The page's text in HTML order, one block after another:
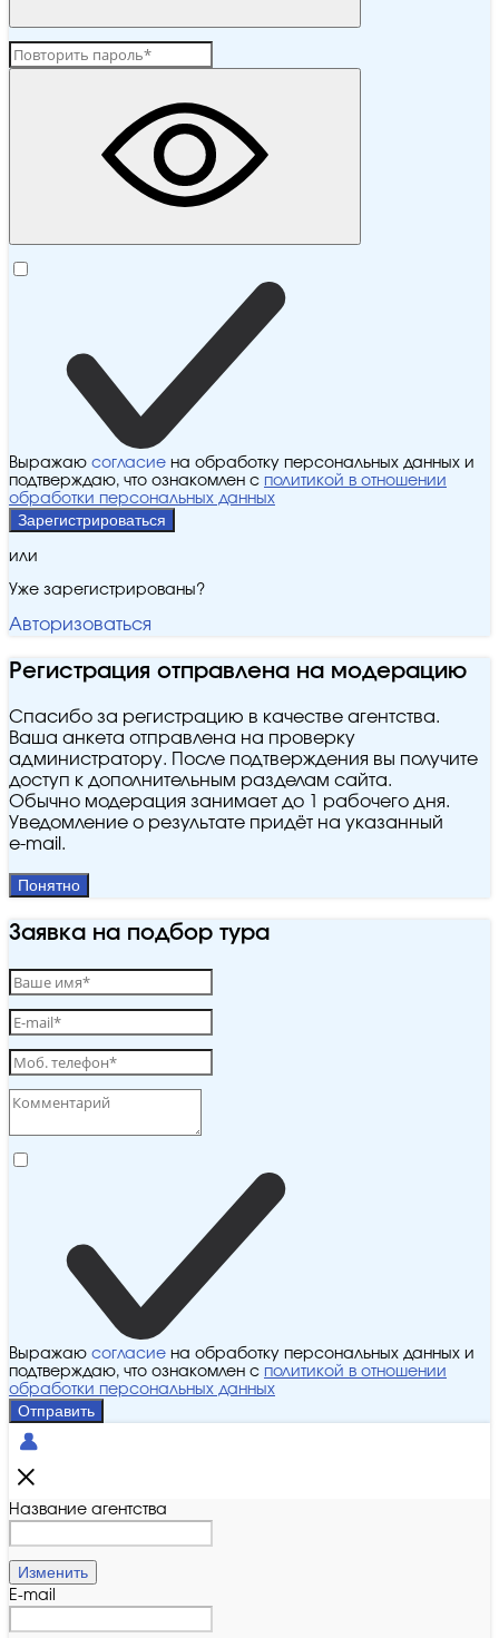
Выражаю согласие на обработку персональных данных и
подтверждаю, что ознакомлен с политикой в отношении
обработки персональных данных
Зарегистрироваться
или
Уже зарегистрированы?
Авторизоваться
Регистрация отправлена на модерацию
Спасибо за регистрацию в качестве агентства.
Ваша анкета отправлена на проверку
администратору. После подтверждения вы получите
доступ к дополнительным разделам сайта.
Обычно модерация занимает до 1 рабочего дня.
Уведомление о результате придёт на указанный
e‑mail.
Понятно
Заявка на подбор тура
Выражаю согласие на обработку персональных данных и
подтверждаю, что ознакомлен с политикой в отношении
обработки персональных данных
Отправить
Название агентства
Изменить
E-mail